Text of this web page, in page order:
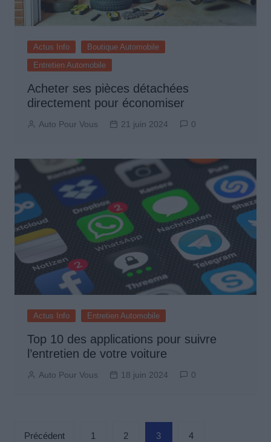
Actus Info
Boutique Automobile
Entretien Automobile
Acheter ses pièces détachées
directement pour économiser
Auto Pour Vous 21 juin 2024 0
Actus Info Entretien Automobile
Top 10 des applications pour suivre
l’entretien de votre voiture
Auto Pour Vous 18 juin 2024 0
Pagination
Précédent 1 2 3 4